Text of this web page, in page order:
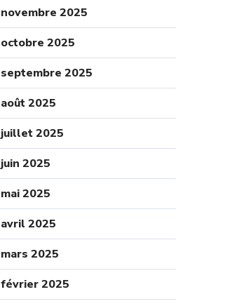
novembre 2025
octobre 2025
septembre 2025
août 2025
juillet 2025
juin 2025
mai 2025
avril 2025
mars 2025
février 2025